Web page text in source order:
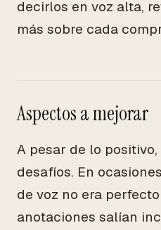
decirlos en voz alta,
más sobre cada
Aspectos a mejorar
A pesar de lo
desafíos. En
de voz no era
anotaciones salían